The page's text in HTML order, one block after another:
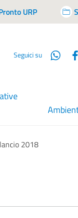
URP
Seguici su
2018